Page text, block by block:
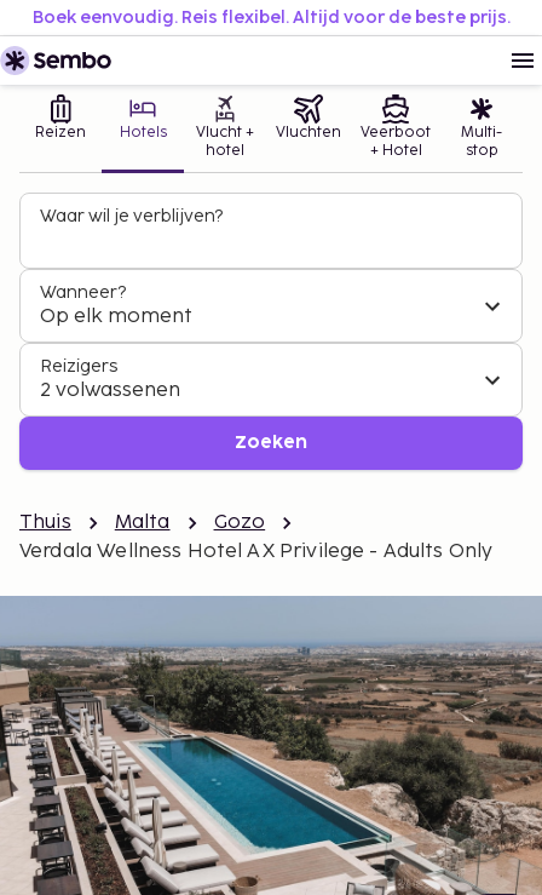
Boek eenvoudig. Reis flexibel. Altijd voor de beste prijs.
Reizen Hotels
Vlucht +
hotel
Vluchten
Veerboot
+ Hotel
Multi-
stop
Waar wil je verblijven?
Wanneer?
Op elk moment
Reizigers
2 volwassenen
Zoeken
Thuis Malta
Gozo
Verdala Wellness Hotel AX Privilege - Adults Only